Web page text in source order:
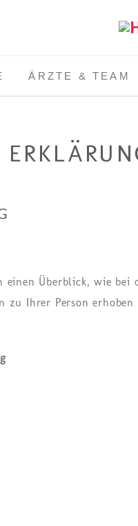
ÄRZTE & TEAM
einen Überblick, wie bei
zu Ihrer Person erhoben